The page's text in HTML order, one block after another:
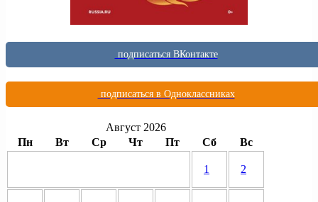
подписаться ВКонтакте
подписаться в Одноклассниках
Август 2026
Пн
Вт Ср Чт Пт Сб Вс
1 2